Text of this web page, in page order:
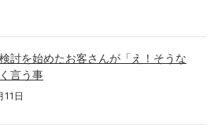
討を始めたお客さんが「え！そうな
言う事
11日